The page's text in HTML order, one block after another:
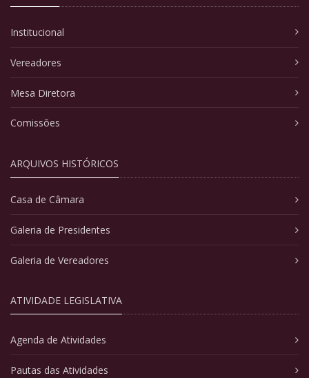
Institucional
Vereadores
Mesa Diretora
Comissões
ARQUIVOS HISTÓRICOS
Casa de Câmara
Galeria de Presidentes
Galeria de Vereadores
ATIVIDADE LEGISLATIVA
Agenda de Atividades
Pautas das Atividades